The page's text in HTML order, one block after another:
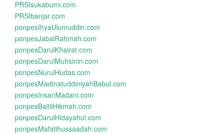
PRSIsukabumi.com
PRSIbanjar.com
ponpesIhyaUlumuddin.com
ponpesJabalRahmah.com
ponpesDarulKhairat.com
ponpesDarulMuhsinin.com
ponpesNurulHudas.com
ponpesMadinatuddiniyahBabul.com
ponpesInsanMadani.com
ponpesBaitilHikmah.com
ponpesDarulHidayahul.com
ponpesMafatihussaadah.com